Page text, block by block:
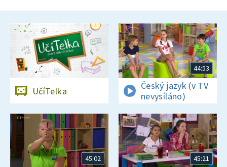
UčíTelka
44:53
Český jazyk (v TV
nevysíláno)
45:02 45:21